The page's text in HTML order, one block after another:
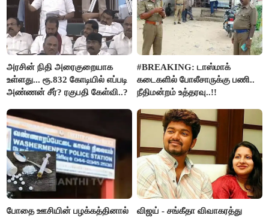
அரசின் நிதி அரைகுறையாக
உள்ளது... ரூ.832 கோடியில் எப்படி
அண்ணன் சீர்? ரகுபதி கேள்வி..?
#BREAKING: டாஸ்மாக்
கடைகளில் போலீசாருக்கு பணி..
நீதிமன்றம் உத்தரவு..!!
போதை ஊசியின் பழக்கத்தினால் விஜய் - சங்கீதா விவாகரத்து